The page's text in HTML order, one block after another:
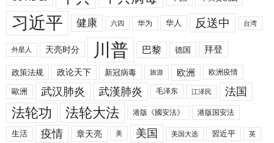
习近平 健康 六四 华为 华人 反送中 台湾
外星人 天亮时分 川普 巴黎 德国 拜登
政策法规 政论天下 新冠病毒 旅游 欧洲 欧洲疫情
歐洲 武汉肺炎 武漢肺炎 毛泽东 江泽民 法国
法轮功 法轮大法 港版《國安法》 港版国安法
生活 疫情 章天亮 美 美国 美国大选 習近平 英